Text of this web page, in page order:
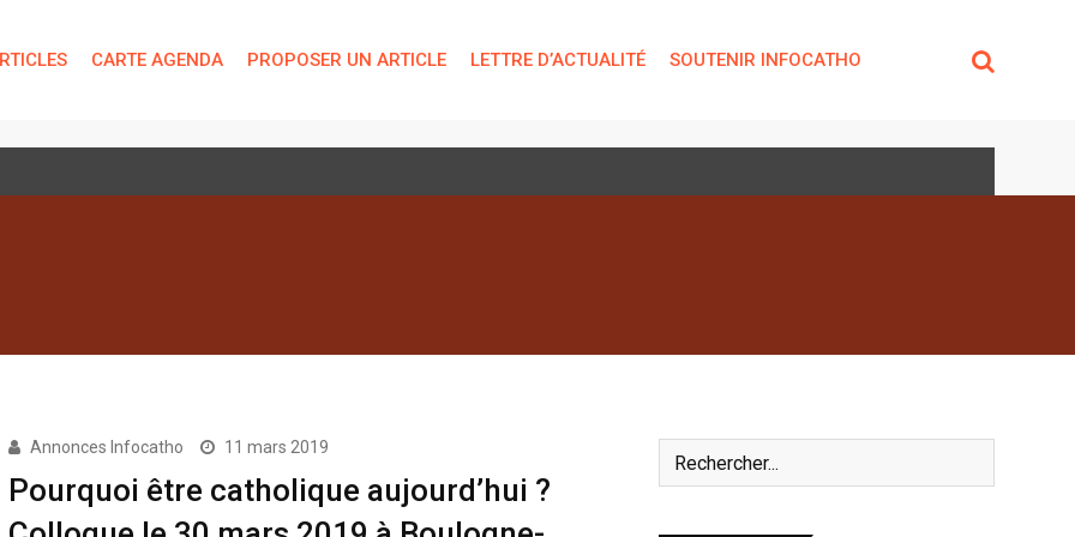
CARTE AGENDA PROPOSER UN ARTICLE LETTRE D’ACTUALITÉ SOUTENIR INFOCATHO
de « bien-être »
Annonces Infocatho 11 mars 2019
Pourquoi être catholique aujourd’hui ?